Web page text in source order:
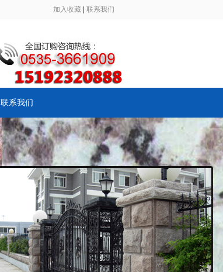
加入收藏 联系我们
联系我们